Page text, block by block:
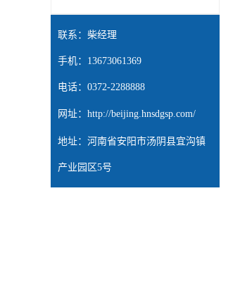
联系：柴经理
手机：13673061369
电话：0372-2288888
网址： http://beijing.hnsdgsp.com/
地址：河南省安阳市汤阴县宜沟镇
产业园区5号